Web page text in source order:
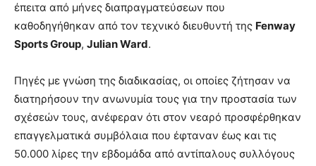
έπειτα από μήνες διαπραγματεύσεων που
καθοδηγήθηκαν από τον τεχνικό διευθυντή της Fenway
Sports Group, Julian Ward.
Πηγές με γνώση της διαδικασίας, οι οποίες ζήτησαν να
διατηρήσουν την ανωνυμία τους για την προστασία των
σχέσεών τους, ανέφεραν ότι στον νεαρό προσφέρθηκαν
επαγγελματικά συμβόλαια που έφταναν έως και τις
50.000 λίρες την εβδομάδα από αντίπαλους συλλόγους